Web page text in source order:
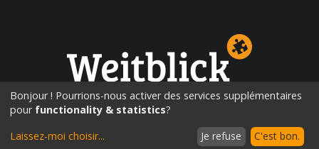
Perspectives d’éducation!
Bonjour ! Pourrions-nous activer des services supplémentaires
pour functionality & statistics?
Laissez-moi choisir... Je refuse C'est bon.